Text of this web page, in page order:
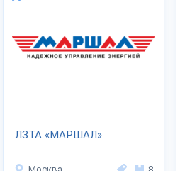
ЛЗТА «МАРШАЛ»